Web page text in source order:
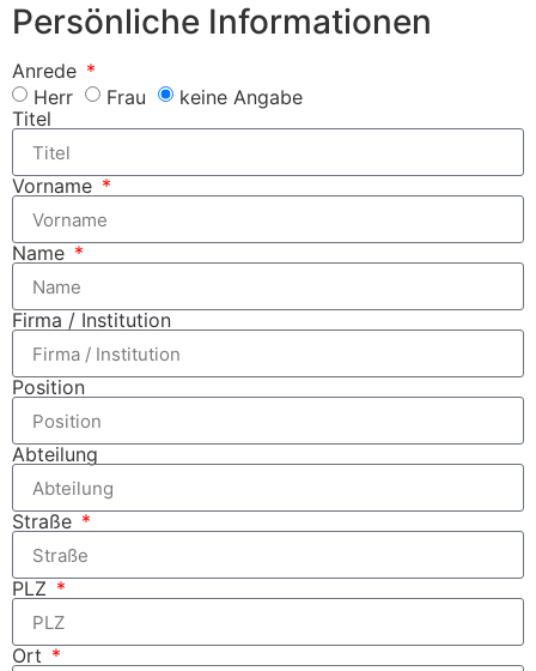
Persönliche Informationen
Anrede
Herr
Frau
keine Angabe
Titel
Vorname
Name
Firma / Institution
Position
Abteilung
Straße
PLZ
Ort